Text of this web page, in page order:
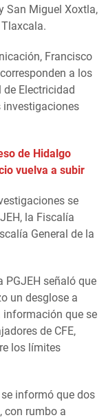
San Miguel Xoxtla,
Francisco
a los
Electricidad
investigaciones
de Hidalgo
vuelva a subir
se
la Fiscalía
General de la
PGJEH señaló que
un desglose a
información que se
de CFE,
los límites
informó que dos
con rumbo a